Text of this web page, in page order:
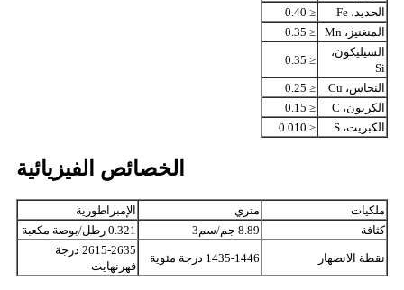
الحديد، Fe
≤ 0.40
المنغنيز، Mn
≤ 0.35
السيليكون،
Si
≤ 0.35
النحاس، Cu
≤ 0.25
الكربون، C
≤ 0.15
الكبريت، S
≤ 0.010
الخصائص الفيزيائية
ملكيات متري
الإمبراطورية
كثافة
8.89 جم/سم3 0.321 رطل/بوصة مكعبة
نقطة الانصهار 1435-1446 درجة مئوية
2615-2635 درجة
فهرنهايت